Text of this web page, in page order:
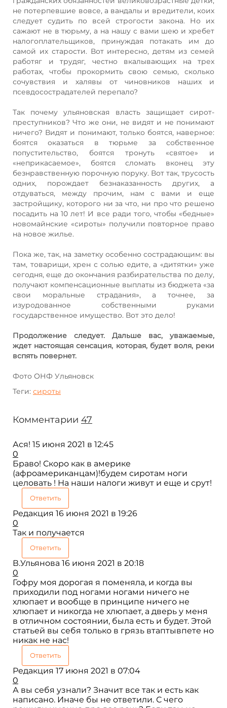
не потерпевшие вовсе, а вандалы и вредители, коих
следует судить по всей строгости закона. Но их
сажают не в тюрьму, а на нашу с вами шею и хребет
налогоплательщиков, принуждая потакать им до
самой их старости. Вот интересно, детям из семей
работяг и трудяг, честно вкалывающих на трех
работах, чтобы прокормить свою семью, сколько
сочувствия и халявы от чиновников наших и
псевдосострадателей перепало?
Так почему ульяновская власть защищает сирот-
преступников? Что же они, не видят и не понимают
ничего? Видят и понимают, только боятся, наверное:
боятся оказаться в тюрьме за собственное
попустительство, боятся тронуть «святое» и
«неприкасаемое», боятся сломать вконец эту
безнравственную порочную поруку. Вот так, трусость
одних, порождает безнаказанность других, а
отдуваться, между прочим, нам с вами и еще
застройщику, которого ни за что, ни про что решено
посадить на 10 лет! И все ради того, чтобы «бедные»
новомайнские «сироты» получили повторное право
на новое жилье.
Пока же, так, на заметку особенно сострадающим: вы
там, товарищи, хрен с солью едите, а «дитятки» уже
сегодня, еще до окончания разбирательства по делу,
получают компенсационные выплаты из бюджета «за
свои моральные страдания», а точнее, за
изуродованное собственными руками
государственное имущество. Вот это дело!
Продолжение следует. Дальше вас, уважаемые,
ждет настоящая сенсация, которая, будет воля, реки
вспять повернет.
Фото ОНФ Ульяновск
Теги: сироты
Комментарии 47
Ася! 15 июня 2021 в 12:45
0
Браво! Скоро как в америке
(афроамериканцам)!будем сиротам ноги
целовать ! На наши налоги живут и еще и срут!
Ответить
Редакция 16 июня 2021 в 19:26
0
Так и получается
Ответить
В.Ульянова 16 июня 2021 в 20:18
0
Гофру моя дорогая я поменяла, и когда вы
приходили под ногами ногами ничего не
хлюпает и вообще в принципе ничего не
хлюпает и никогда не хлюпает, а дверь у меня
в отличном состоянии, была есть и будет. Этой
статьей вы себя только в грязь втаптывпете но
никак не нас!
Ответить
Редакция 17 июня 2021 в 07:04
0
А вы себя узнали? Значит все так и есть как
написано. Иначе бы не ответили. С чего